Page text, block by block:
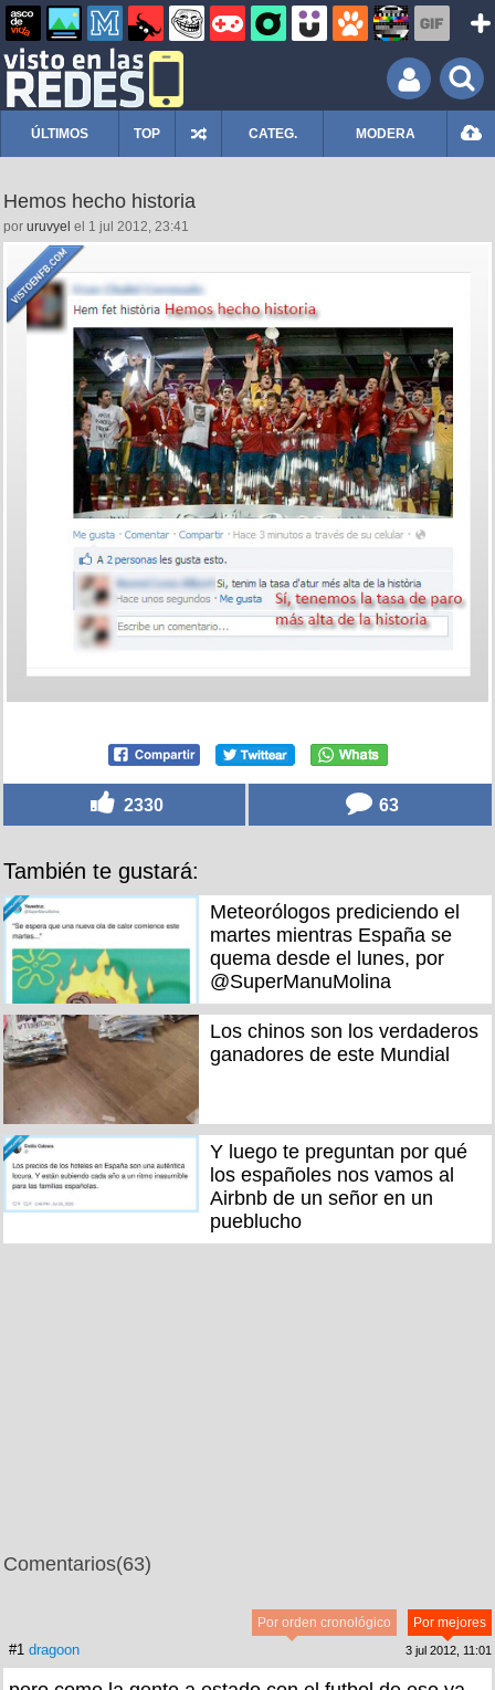
ÚLTIMOS TOP CATEG. MODERA
Hemos hecho historia
por uruvyel el 1 jul 2012, 23:41
2330 63
También te gustará:
Meteorólogos prediciendo el
martes mientras España se
quema desde el lunes, por
@SuperManuMolina
Los chinos son los verdaderos
ganadores de este Mundial
Y luego te preguntan por qué
los españoles nos vamos al
Airbnb de un señor en un
pueblucho
Comentarios(63)
Por mejores
Por orden cronológico
#1 dragoon 3 jul 2012, 11:01